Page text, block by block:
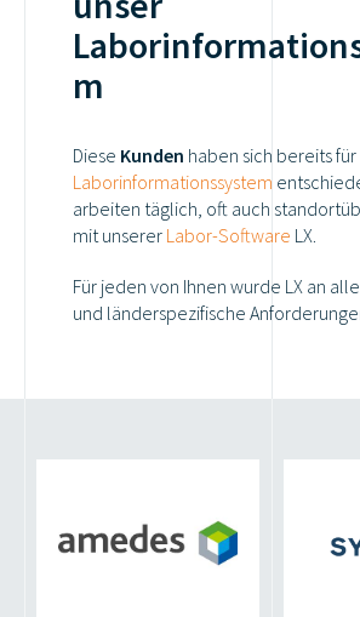
m
Diese Kunden haben sich bereits
Laborinformationssystem
arbeiten täglich, oft auch
mit unserer Labor-Software LX.
Für jeden von Ihnen wurde LX an
und länderspezifische